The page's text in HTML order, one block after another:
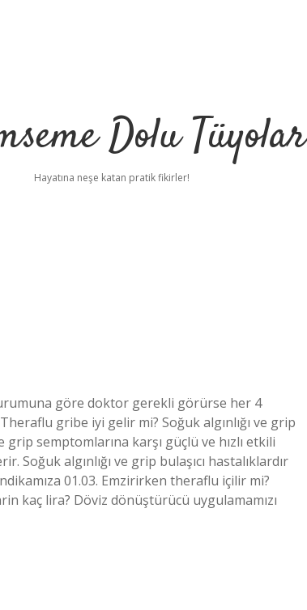
Dolu Tüyolar
Hayatına neşe katan pratik fikirler!
göre doktor gerekli görürse her 4
gribe iyi gelir mi? Soğuk algınlığı ve grip
semptomlarına karşı güçlü ve hızlı etkili
algınlığı ve grip bulaşıcı hastalıklardır
01.03. Emzirirken theraflu içilir mi?
kaç lira? Döviz dönüştürücü uygulamamızı